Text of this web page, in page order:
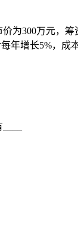
为300万元，筹
年增长5%，成本